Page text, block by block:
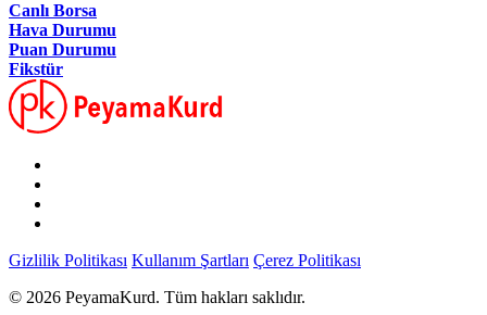
Canlı Borsa
Hava Durumu
Puan Durumu
Fikstür
Gizlilik Politikası Kullanım Şartları Çerez Politikası
© 2026 PeyamaKurd. Tüm hakları saklıdır.